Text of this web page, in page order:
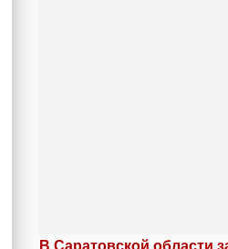
В Саратовской области